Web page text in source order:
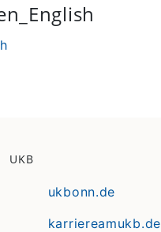
UKB
ukbonn.de
karriereamukb.de